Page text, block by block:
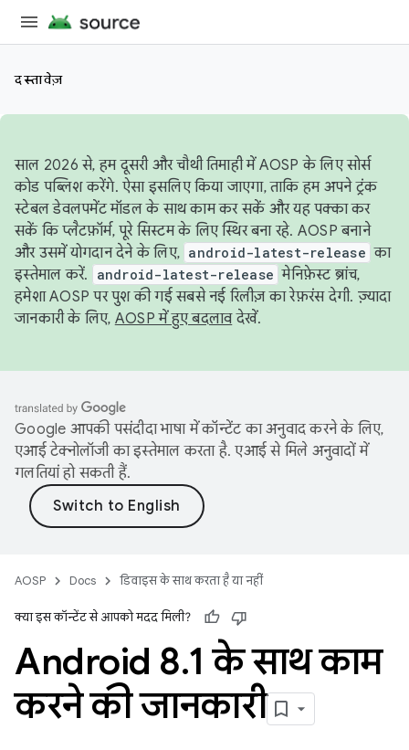
दस्तावेज़
साल 2026 से, हम दूसरी और चौथी तिमाही में AOSP के लिए सोर्स
कोड पब्लिश करेंगे. ऐसा इसलिए किया जाएगा, ताकि हम अपने ट्रंक
स्टेबल डेवलपमेंट मॉडल के साथ काम कर सकें और यह पक्का कर
सकें कि प्लैटफ़ॉर्म, पूरे सिस्टम के लिए स्थिर बना रहे. AOSP बनाने
और उसमें योगदान देने के लिए, android-latest-release का
इस्तेमाल करें.
android-latest-release मेनिफ़ेस्ट ब्रांच,
हमेशा AOSP पर पुश की गई सबसे नई रिलीज़ का रेफ़रंस देगी. ज़्यादा
जानकारी के लिए, AOSP में हुए बदलावदेखें.
Google आपकी पसंदीदा भाषा में कॉन्टेंट का अनुवाद करने के लिए,
एआई टेक्नोलॉजी का इस्तेमाल करता है. एआई से मिले अनुवादों में
गलतियां हो सकती हैं.
AOSP Docs डिवाइस के साथ करता है या नहीं
क्या इस कॉन्टेंट से आपको मदद मिली?
Android 8.1 के साथ काम
करने की जानकारी